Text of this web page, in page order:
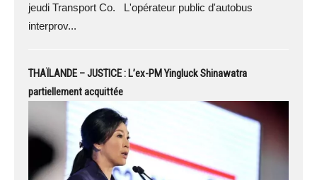
jeudi Transport Co. L'opérateur public d'autobus
interprov...
THAÏLANDE – JUSTICE : L’ex-PM Yingluck Shinawatra
partiellement acquittée